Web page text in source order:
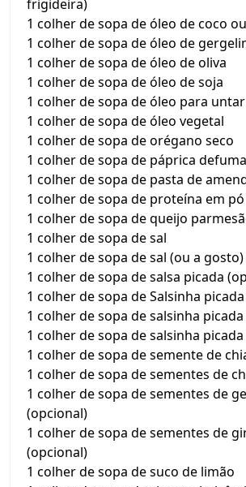
frigideira)
1 colher de sopa de óleo de coco
1 colher de sopa de óleo de
1 colher de sopa de óleo de oliva
1 colher de sopa de óleo de soja
1 colher de sopa de óleo para
1 colher de sopa de óleo vegetal
1 colher de sopa de orégano seco
1 colher de sopa de páprica
1 colher de sopa de pasta de
1 colher de sopa de proteína em
1 colher de sopa de queijo
1 colher de sopa de sal
1 colher de sopa de sal (ou a gosto)
1 colher de sopa de salsa picada
1 colher de sopa de Salsinha picada
1 colher de sopa de salsinha
1 colher de sopa de salsinha
1 colher de sopa de semente de
1 colher de sopa de sementes de
1 colher de sopa de sementes de
(opcional)
1 colher de sopa de sementes de
(opcional)
1 colher de sopa de suco de limão